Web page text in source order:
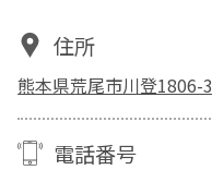
住所
熊本県荒尾市川登1806-3
電話番号